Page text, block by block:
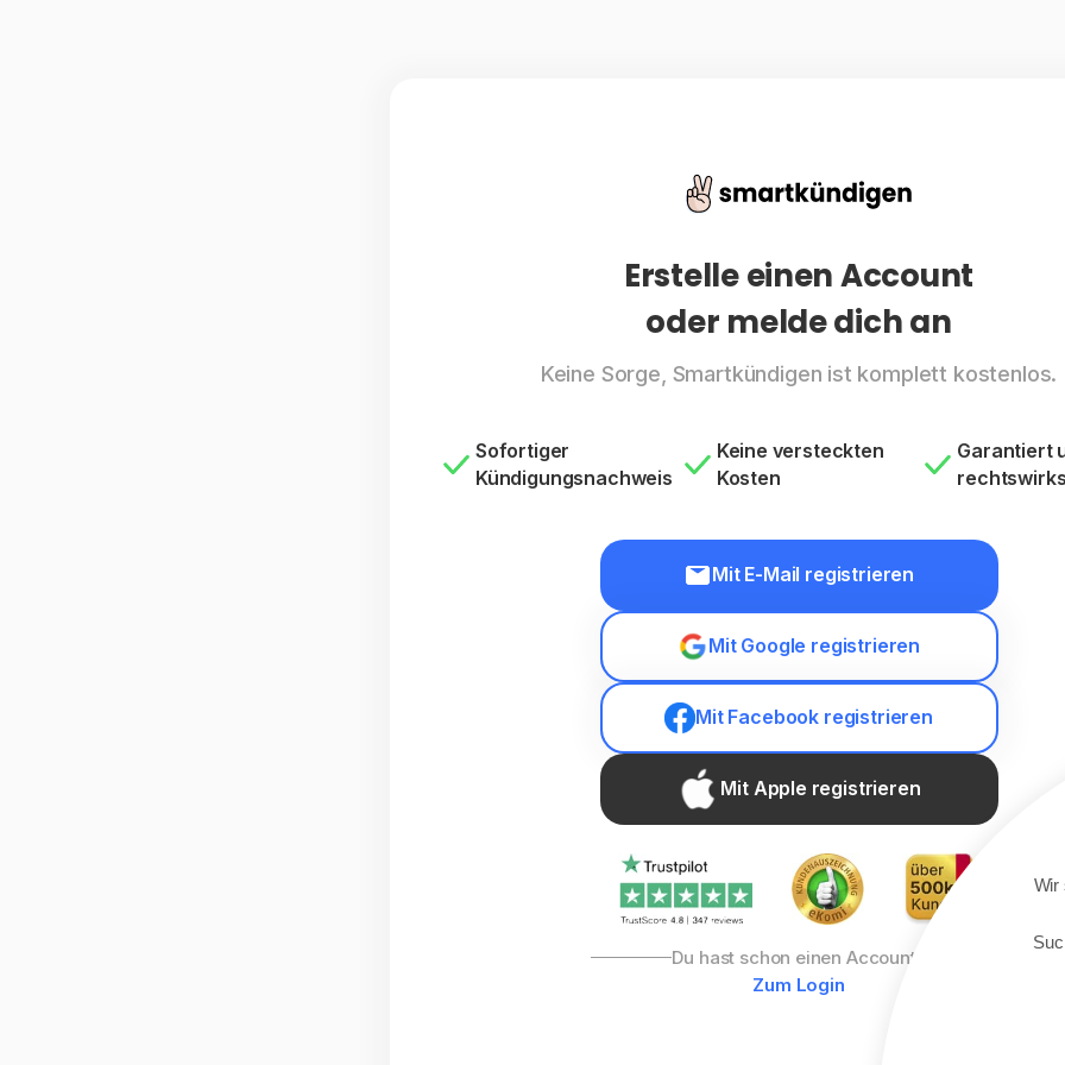
Erstelle einen Account
oder melde dich an
Keine Sorge, Smartkündigen ist komplett kostenlos.
Sofortiger
Kündigungsnachweis
Keine versteckten
Kosten
Garantiert
Mit E-Mail registrieren
Mit Google registrieren
Mit Facebook registrieren
Mit Apple registrieren
Du hast schon einen Account?
Zum Login
Wir